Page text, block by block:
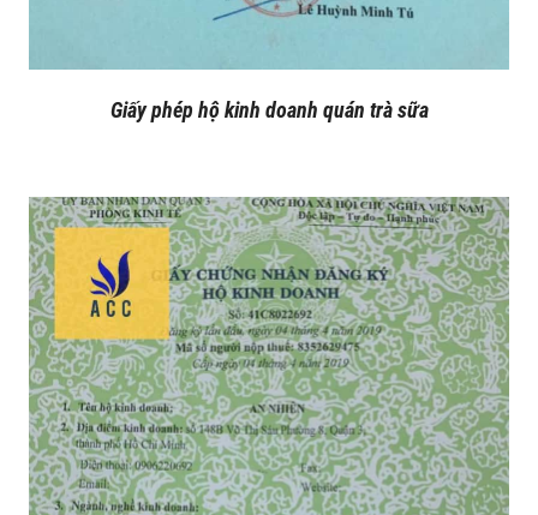
Giấy phép hộ kinh doanh quán trà sữa